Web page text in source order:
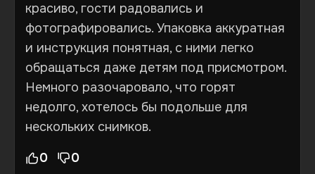
красиво, гости радовались и
фотографировались. Упаковка аккуратная
и инструкция понятная, с ними легко
обращаться даже детям под присмотром.
Немного разочаровало, что горят
недолго, хотелось бы подольше для
нескольких снимков.
0 0